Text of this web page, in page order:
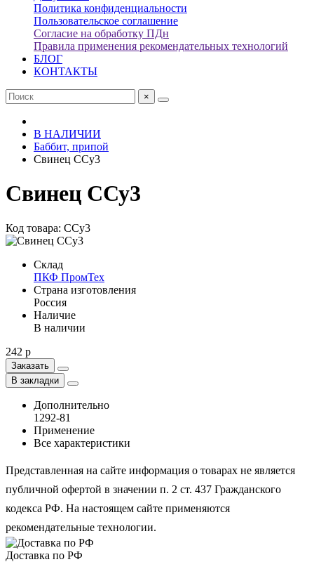
Политика конфиденциальности
Пользовательское соглашение
Согласие на обработку ПДн
Правила применения рекомендательных технологий
БЛОГ
КОНТАКТЫ
×
В НАЛИЧИИ
Баббит, припой
Свинец ССу3
Свинец ССу3
Код товара: ССу3
Склад
ПКФ ПромТех
Страна изготовления
Россия
Наличие
В наличии
242 р
Заказать
В закладки
Дополнительно
1292-81
Применение
Все характеристики
Представленная на сайте информация о товарах не является
публичной офертой в значении п. 2 ст. 437 Гражданского
кодекса РФ. На настоящем сайте применяются
рекомендательные технологии.
Доставка по РФ